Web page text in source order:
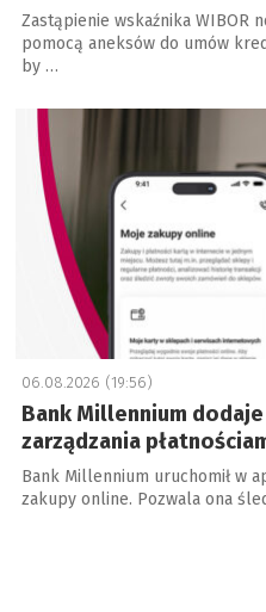
Zastąpienie wskaźnika WIBOR
pomocą aneksów do umów
by …
06.08.2026 (19:56)
Bank Millennium
zarządzania
Bank Millennium uruchomił w
zakupy online. Pozwala ona